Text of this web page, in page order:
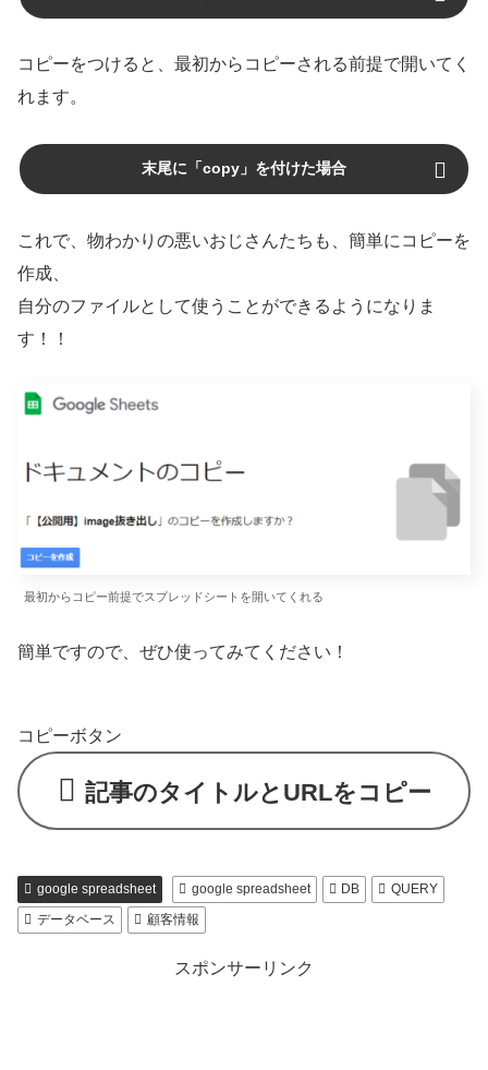
コピーをつけると、最初からコピーされる前提で開いてく
れます。
末尾に「copy」を付けた場合
これで、物わかりの悪いおじさんたちも、簡単にコピーを
作成、
自分のファイルとして使うことができるようになりま
す！！
最初からコピー前提でスプレッドシートを開いてくれる
簡単ですので、ぜひ使ってみてください！
コピーボタン
記事のタイトルとURLをコピー
google spreadsheet google spreadsheet DB
QUERY
データベース
顧客情報
スポンサーリンク